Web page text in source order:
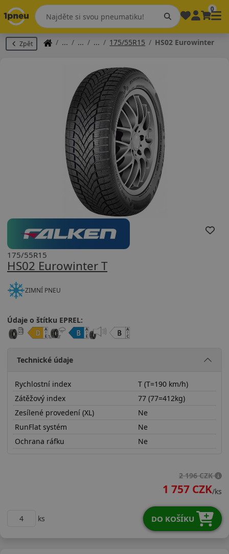
0
Zpět 175/55R15 HS02 Eurowinter
HS02 Eurowinter T
175/55R15
ZIMNÍ PNEU
Údaje o štítku EPREL:
Technické údaje
Rychlostní index
T (T=190 km/h)
Zátěžový index
77 (77=412kg)
Zesílené provedení (XL)
Ne
RunFlat systém
Ne
Ochrana ráfku
Ne
2 196 CZK
1 757 CZK/ks
ks DO KOŠÍKU